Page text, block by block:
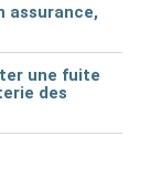
assurance,
une fuite
des